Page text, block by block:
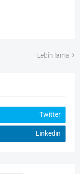
Lebih lama
Twitter
Linkedin